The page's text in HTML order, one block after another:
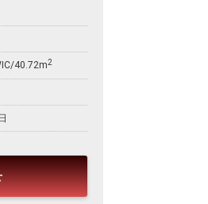
40.72m2